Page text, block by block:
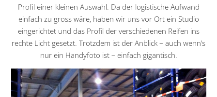
Profil einer kleinen Auswahl. Da der logistische Aufwand
einfach zu gross wäre, haben wir uns vor Ort ein Studio
eingerichtet und das Profil der verschiedenen Reifen ins
rechte Licht gesetzt. Trotzdem ist der Anblick – auch wenn’s
nur ein Handyfoto ist – einfach gigantisch.